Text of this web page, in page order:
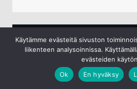
TECHBBS UUSIMMAT
Käytämme evästeitä sivuston
liikenteen analysoinnissa.
evästeiden
Ok
En hyväksy